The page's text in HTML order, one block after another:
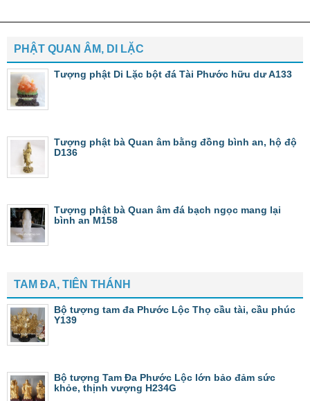
PHẬT QUAN ÂM, DI LẶC
Tượng phật Di Lặc bột đá Tài Phước hữu dư A133
Tượng phật bà Quan âm bằng đồng bình an, hộ độ
D136
Tượng phật bà Quan âm đá bạch ngọc mang lại
bình an M158
TAM ĐA, TIÊN THÁNH
Bộ tượng tam đa Phước Lộc Thọ cầu tài, cầu phúc
Y139
Bộ tượng Tam Đa Phước Lộc lớn bảo đảm sức
khỏe, thịnh vượng H234G